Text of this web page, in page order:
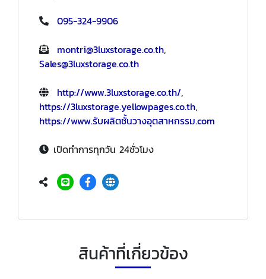
095-324-9906
montri@3luxstorage.co.th,
Sales@3luxstorage.co.th
http://www.3luxstorage.co.th/,
https://3luxstorage.yellowpages.co.th,
https://www.รับผลิตชั้นวางอุตสาหกรรม.com
เปิดทำการทุกวัน 24ชั่วโมง
สินค้าที่เกี่ยวข้อง